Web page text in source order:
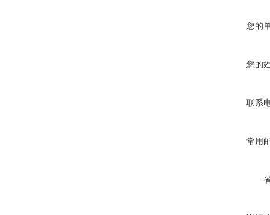
您的
您的
联系
常用